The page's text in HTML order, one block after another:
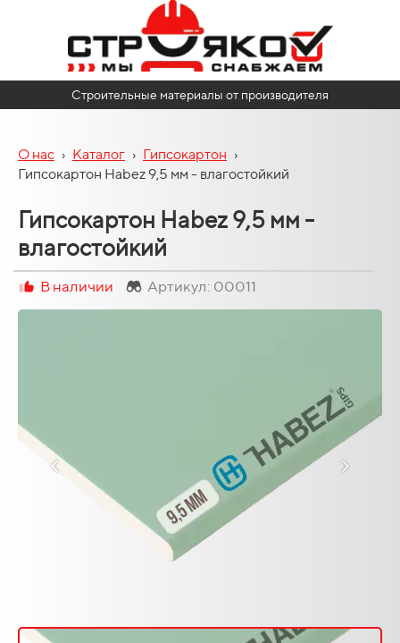
Строительные материалы от производителя
О нас › Каталог › Гипсокартон ›
Гипсокартон Habez 9,5 мм - влагостойкий
Гипсокартон Habez 9,5 мм -
влагостойкий
В наличии Артикул: 00011